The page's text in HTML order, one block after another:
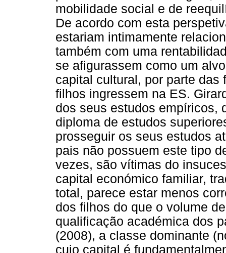
mobilidade social e de
De acordo com esta
estariam intimamente
também com uma
se afigurassem como um
capital cultural, por parte
filhos ingressem na ES.
dos seus estudos empíricos,
diploma de estudos
prosseguir os seus estudos
pais não possuem este tipo
vezes, são vítimas do
capital económico familiar,
total, parece estar menos
dos filhos do que o volume
qualificação académica dos
(2008), a classe dominante
cujo capital é